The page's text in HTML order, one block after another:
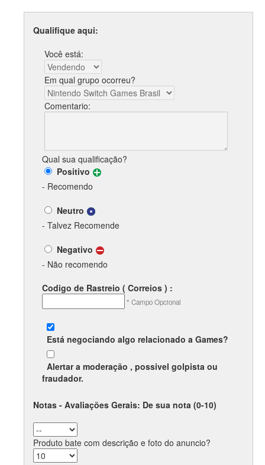
Qualifique aqui:
Você está:
Em qual grupo ocorreu?
Comentario:
Qual sua qualificação?
Positivo
- Recomendo
Neutro
- Talvez Recomende
Negativo
- Não recomendo
Codigo de Rastreio ( Correios ) :
* Campo Opcional
Está negociando algo relacionado a Games?
Alertar a moderação , possivel golpista ou
fraudador.
Notas - Avaliações Gerais: De sua nota (0-10)
Produto bate com descrição e foto do anuncio?